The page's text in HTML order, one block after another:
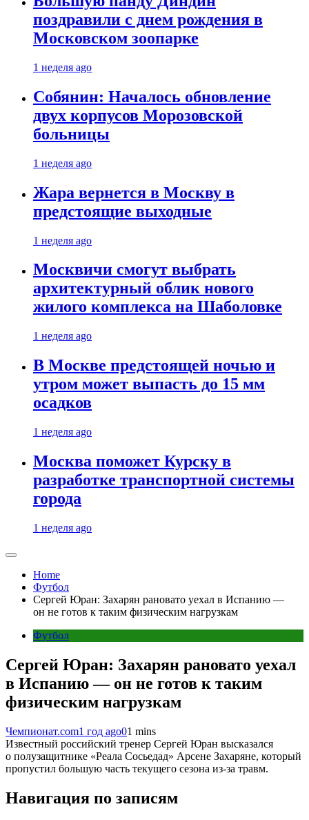
поздравили с днем рождения в
Московском зоопарке
1 неделя ago
Собянин: Началось обновление
двух корпусов Морозовской
больницы
1 неделя ago
Жара вернется в Москву в
предстоящие выходные
1 неделя ago
Москвичи смогут выбрать
архитектурный облик нового
жилого комплекса на Шаболовке
1 неделя ago
В Москве предстоящей ночью и
утром может выпасть до 15 мм
осадков
1 неделя ago
Москва поможет Курску в
разработке транспортной системы
города
1 неделя ago
Home
Футбол
Сергей Юран: Захарян рановато уехал в Испанию —
он не готов к таким физическим нагрузкам
Футбол
Сергей Юран: Захарян рановато уехал
в Испанию — он не готов к таким
физическим нагрузкам
Чемпионат.com1 год ago01 mins
Известный российский тренер Сергей Юран высказался
о полузащитнике «Реала Сосьедад» Арсене Захаряне, который
пропустил большую часть текущего сезона из-за травм.
Навигация по записям